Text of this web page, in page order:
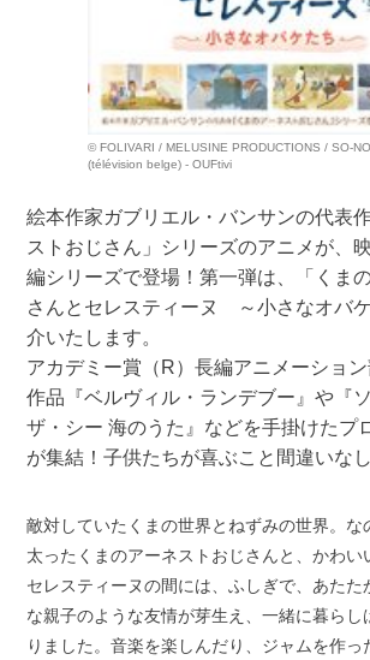
© FOLIVARI / MELUSINE PRODUCTIONS / SO-
(télévision belge) - OUFtivi
絵本作家ガブリエル・バンサンの代表
ストおじさん」シリーズのアニメが、
編シリーズで登場！第一弾は、「くま
さんとセレスティーヌ ～小さなオバ
介いたします。
アカデミー賞（R）長編アニメーショ
作品『ベルヴィル・ランデブー』や『
ザ・シー 海のうた』などを手掛けたプ
が集結！子供たちが喜ぶこと間違いなし
敵対していたくまの世界とねずみの世界。な
太ったくまのアーネストおじさんと、かわい
セレスティーヌの間には、ふしぎで、あたた
な親子のような友情が芽生え、一緒に暮らし
りました。音楽を楽しんだり、ジャムを作っ